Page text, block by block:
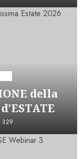
della
329